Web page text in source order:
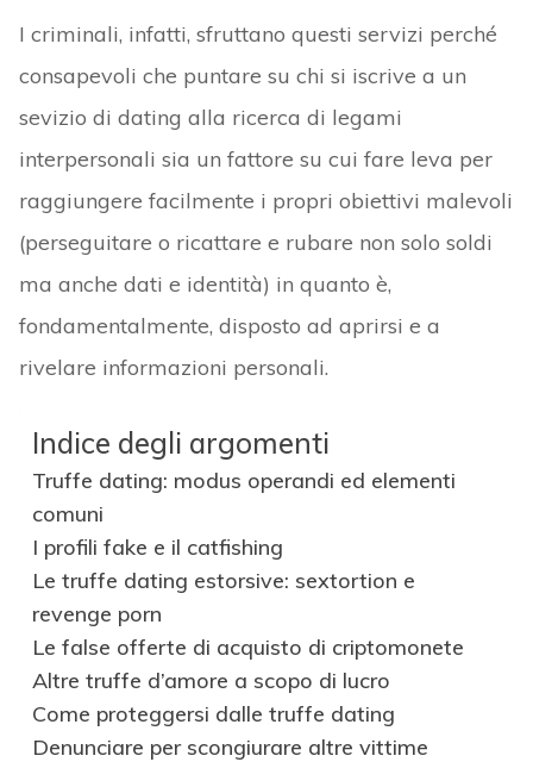
I criminali, infatti, sfruttano questi servizi perché
consapevoli che puntare su chi si iscrive a un
sevizio di dating alla ricerca di legami
interpersonali sia un fattore su cui fare leva per
raggiungere facilmente i propri obiettivi malevoli
(perseguitare o ricattare e rubare non solo soldi
ma anche dati e identità) in quanto è,
fondamentalmente, disposto ad aprirsi e a
rivelare informazioni personali.
Indice degli argomenti
Truffe dating: modus operandi ed elementi
comuni
I profili fake e il catfishing
Le truffe dating estorsive: sextortion e
revenge porn
Le false offerte di acquisto di criptomonete
Altre truffe d’amore a scopo di lucro
Come proteggersi dalle truffe dating
Denunciare per scongiurare altre vittime